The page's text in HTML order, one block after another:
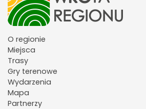
O regionie
Miejsca
Trasy
Gry terenowe
Wydarzenia
Mapa
Partnerzy